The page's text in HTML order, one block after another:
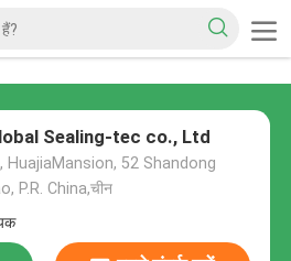
Sealing-tec co., Ltd
HuajiaMansion, 52 Shandong
P.R. China,चीन